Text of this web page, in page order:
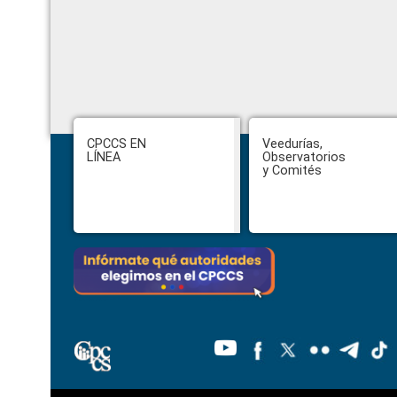
Footer
CPCCS EN
LÍNEA
Veedurías,
Observatorios
y Comités